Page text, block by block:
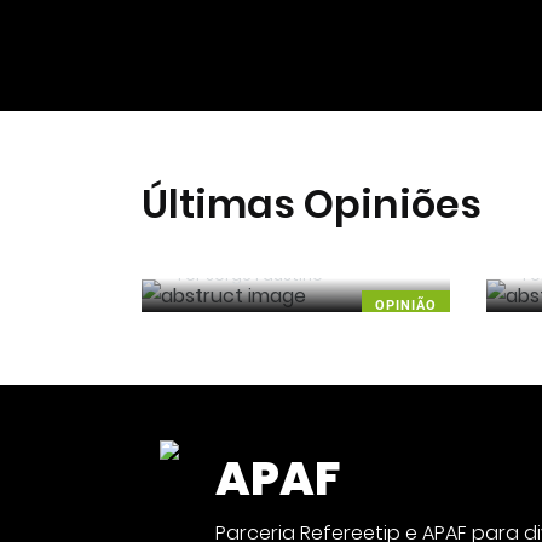
Últimas Opiniões
OPINIÃO
Por Jorge Faustino Por
APAF
Parceria Refereetip e APAF
NOTÍCIA